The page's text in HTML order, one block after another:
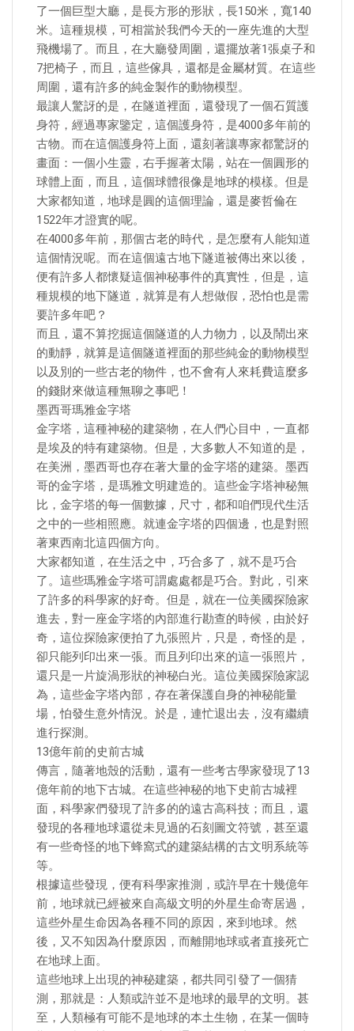
了一個巨型大廳，是長方形的形狀，長150米，寬140
米。這種規模，可相當於我們今天的一座先進的大型
飛機場了。而且，在大廳發周圍，還擺放著1張桌子和
7把椅子，而且，這些傢具，還都是金屬材質。在這些
周圍，還有許多的純金製作的動物模型。
最讓人驚訝的是，在隧道裡面，還發現了一個石質護
身符，經過專家鑒定，這個護身符，是4000多年前的
古物。而在這個護身符上面，還刻著讓專家都驚訝的
畫面：一個小生靈，右手握著太陽，站在一個圓形的
球體上面，而且，這個球體很像是地球的模樣。但是
大家都知道，地球是圓的這個理論，還是麥哲倫在
1522年才證實的呢。
在4000多年前，那個古老的時代，是怎麼有人能知道
這個情況呢。而在這個遠古地下隧道被傳出來以後，
便有許多人都懷疑這個神秘事件的真實性，但是，這
種規模的地下隧道，就算是有人想做假，恐怕也是需
要許多年吧？
而且，還不算挖掘這個隧道的人力物力，以及鬧出來
的動靜，就算是這個隧道裡面的那些純金的動物模型
以及別的一些古老的物件，也不會有人來耗費這麼多
的錢財來做這種無聊之事吧！
墨西哥瑪雅金字塔
金字塔，這種神秘的建築物，在人們心目中，一直都
是埃及的特有建築物。但是，大多數人不知道的是，
在美洲，墨西哥也存在著大量的金字塔的建築。墨西
哥的金字塔，是瑪雅文明建造的。這些金字塔神秘無
比，金字塔的每一個數據，尺寸，都和咱們現代生活
之中的一些相照應。就連金字塔的四個邊，也是對照
著東西南北這四個方向。
大家都知道，在生活之中，巧合多了，就不是巧合
了。這些瑪雅金字塔可謂處處都是巧合。對此，引來
了許多的科學家的好奇。但是，就在一位美國探險家
進去，對一座金字塔的內部進行勘查的時候，由於好
奇，這位探險家便拍了九張照片，只是，奇怪的是，
卻只能列印出來一張。而且列印出來的這一張照片，
還只是一片旋渦形狀的神秘白光。這位美國探險家認
為，這些金字塔內部，存在著保護自身的神秘能量
場，怕發生意外情況。於是，連忙退出去，沒有繼續
進行探測。
13億年前的史前古城
傳言，隨著地殼的活動，還有一些考古學家發現了13
億年前的地下古城。在這些神秘的地下史前古城裡
面，科學家們發現了許多的的遠古高科技；而且，還
發現的各種地球還從未見過的石刻圖文符號，甚至還
有一些奇怪的地下蜂窩式的建築結構的古文明系統等
等。
根據這些發現，便有科學家推測，或許早在十幾億年
前，地球就已經被來自高級文明的外星生命寄居過，
這些外星生命因為各種不同的原因，來到地球。然
後，又不知因為什麼原因，而離開地球或者直接死亡
在地球上面。
這些地球上出現的神秘建築，都共同引發了一個猜
測，那就是：人類或許並不是地球的最早的文明。甚
至，人類極有可能不是地球的本土生物，在某一個時